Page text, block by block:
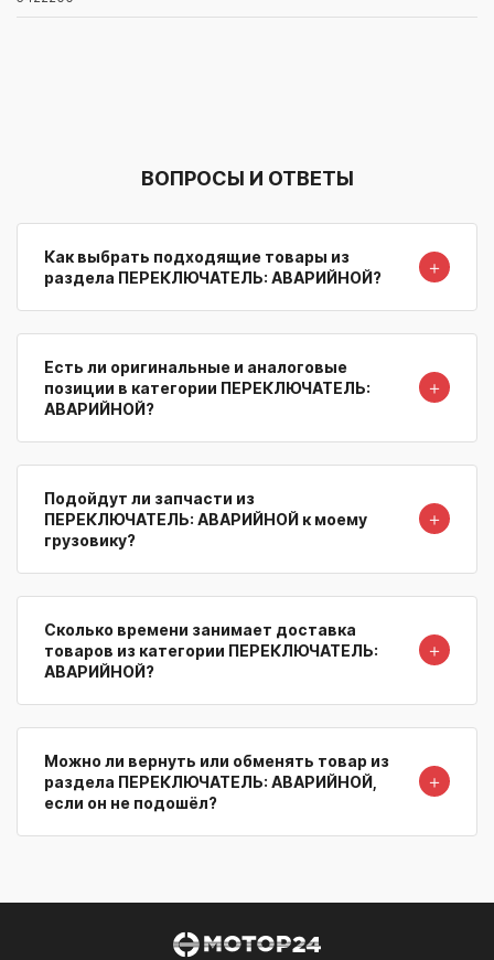
ВОПРОСЫ И ОТВЕТЫ
Как выбрать подходящие товары из
раздела ПЕРЕКЛЮЧАТЕЛЬ: АВАРИЙНОЙ?
＋
Есть ли оригинальные и аналоговые
позиции в категории ПЕРЕКЛЮЧАТЕЛЬ:
АВАРИЙНОЙ?
＋
Подойдут ли запчасти из
ПЕРЕКЛЮЧАТЕЛЬ: АВАРИЙНОЙ к моему
грузовику?
＋
Сколько времени занимает доставка
товаров из категории ПЕРЕКЛЮЧАТЕЛЬ:
АВАРИЙНОЙ?
＋
Можно ли вернуть или обменять товар из
раздела ПЕРЕКЛЮЧАТЕЛЬ: АВАРИЙНОЙ,
если он не подошёл?
＋